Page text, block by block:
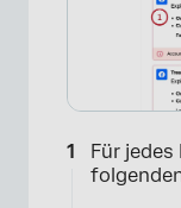
Für